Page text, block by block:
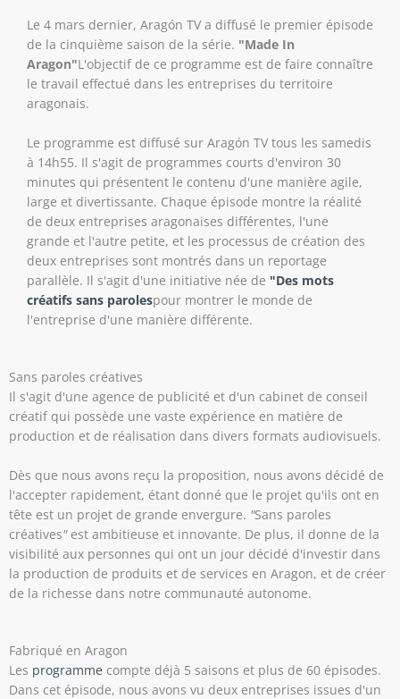
Le 4 mars dernier, Aragón TV a diffusé le premier épisode
de la cinquième saison de la série. "Made In
Aragon"L'objectif de ce programme est de faire connaître
le travail effectué dans les entreprises du territoire
aragonais.
Le programme est diffusé sur Aragón TV tous les samedis
à 14h55. Il s'agit de programmes courts d'environ 30
minutes qui présentent le contenu d'une manière agile,
large et divertissante. Chaque épisode montre la réalité
de deux entreprises aragonaises différentes, l'une
grande et l'autre petite, et les processus de création des
deux entreprises sont montrés dans un reportage
parallèle. Il s'agit d'une initiative née de "Des mots
créatifs sans parolespour montrer le monde de
l'entreprise d'une manière différente.
Sans paroles créatives
Il s'agit d'une agence de publicité et d'un cabinet de conseil
créatif qui possède une vaste expérience en matière de
production et de réalisation dans divers formats audiovisuels.
Dès que nous avons reçu la proposition, nous avons décidé de
l'accepter rapidement, étant donné que le projet qu'ils ont en
tête est un projet de grande envergure. "Sans paroles
créatives"est ambitieuse et innovante. De plus, il donne de la
visibilité aux personnes qui ont un jour décidé d'investir dans
la production de produits et de services en Aragon, et de créer
de la richesse dans notre communauté autonome.
Fabriqué en Aragon
Les programme compte déjà 5 saisons et plus de 60 épisodes.
Dans cet épisode, nous avons vu deux entreprises issues d'un